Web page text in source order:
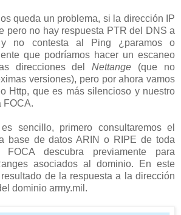
queda un problema, si la dirección IP
pero no hay respuesta PTR del DNS a
no contesta al Ping ¿paramos o
que podríamos hacer un escaneo
direcciones delNettange (que no
versiones), pero por ahora vamos
Http, que es más silencioso y nuestro
FOCA.
sencillo, primero consultaremos el
base de datos ARIN o RIPE de toda
descubra previamente para
asociados al dominio. En este
de la respuesta a la dirección
dominio army.mil.